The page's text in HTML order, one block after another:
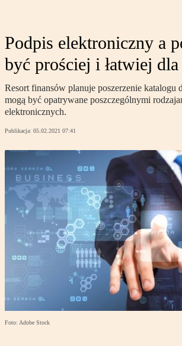
Podpis elektroniczny a
być prościej i łatwiej
Resort finansów planuje poszerzenie katalogu
mogą być opatrywane poszczególnymi
elektronicznych.
Publikacja: 05.02.2021 07:41
Foto: Adobe Stock